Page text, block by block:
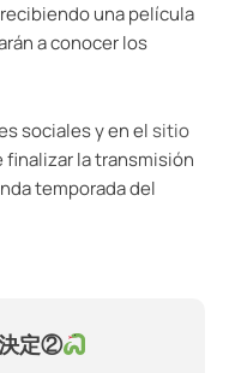
una película
a conocer los
sociales y en elsitio
la transmisión
temporada del
定②